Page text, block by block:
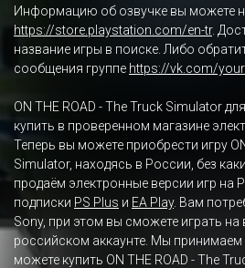
Информацию об озвучке вы можете
https://store.playstation.com/en-tr.
название игры в поиске. Либо
сообщения группе https://vk.com/
ON THE ROAD - The Truck Simulator
купить в проверенном магазине
Теперь вы можете приобрести игру
Simulator, находясь в России, без
продаём электронные версии игр на
подписки PS Plus и EA Play. Вам
Sony, при этом вы сможете играть
российском аккаунте. Мы принимаем
можете купить ON THE ROAD - The